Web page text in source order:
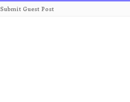
Submit Guest Post